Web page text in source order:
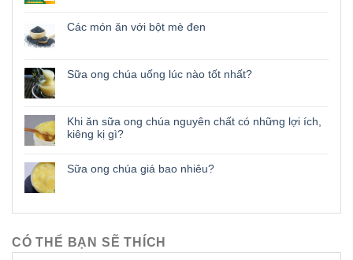
Các món ăn với bột mè đen
Sữa ong chúa uống lúc nào tốt nhất?
Khi ăn sữa ong chúa nguyên chất có những lợi ích,
kiêng kị gì?
Sữa ong chúa giá bao nhiêu?
CÓ THỂ BẠN SẼ THÍCH